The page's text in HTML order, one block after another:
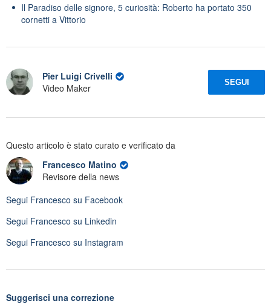
Il Paradiso delle signore, 5 curiosità: Roberto ha portato 350
cornetti a Vittorio
Pier Luigi Crivelli
Video Maker
SEGUI
Questo articolo è stato curato e verificato da
Francesco Matino
Revisore della news
Segui Francesco su Facebook
Segui Francesco su Linkedin
Segui Francesco su Instagram
Suggerisci una correzione